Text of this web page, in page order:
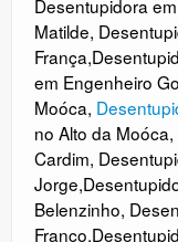
Desentupidora
Matilde,
França,
em Engenheiro
Moóca,
no Alto da Moóca,
Cardim,
Jorge,
Belenzinho,
Franco,